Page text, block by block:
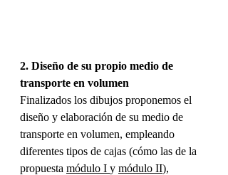
2. Diseño de su propio medio de
transporte en volumen
Finalizados los dibujos proponemos el
diseño y elaboración de su medio de
transporte en volumen, empleando
diferentes tipos de cajas (cómo las de la
propuesta módulo I y módulo II),